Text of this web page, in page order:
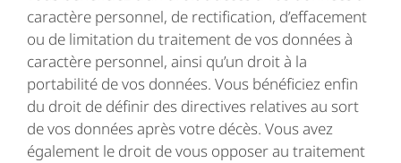
caractère personnel, de rectification, d’effacement
ou de limitation du traitement de vos données à
caractère personnel, ainsi qu’un droit à la
portabilité de vos données. Vous bénéficiez enfin
du droit de définir des directives relatives au sort
de vos données après votre décès. Vous avez
également le droit de vous opposer au traitement